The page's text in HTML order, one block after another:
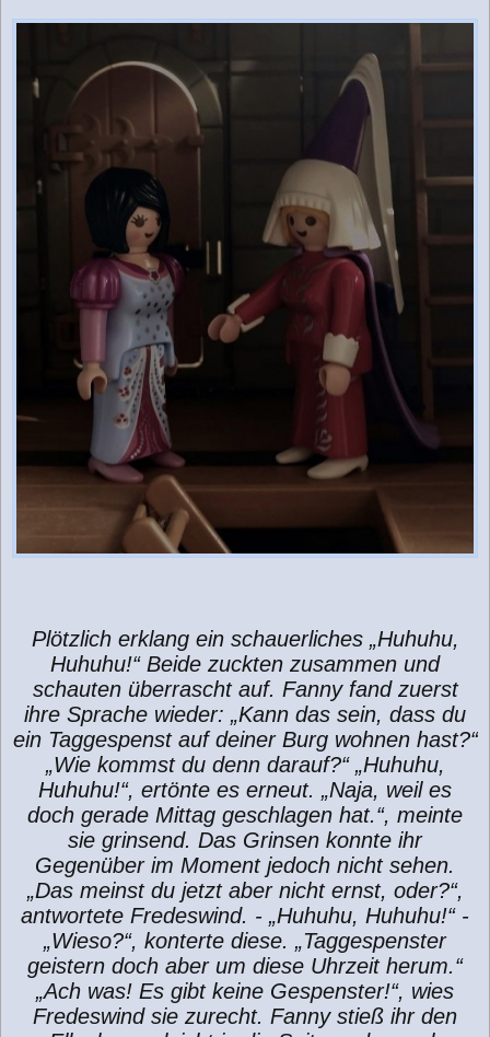
Plötzlich erklang ein schauerliches „Huhuhu,
Huhuhu!“ Beide zuckten zusammen und
schauten überrascht auf. Fanny fand zuerst
ihre Sprache wieder: „Kann das sein, dass du
ein Taggespenst auf deiner Burg wohnen hast?“
„Wie kommst du denn darauf?“ „Huhuhu,
Huhuhu!“, ertönte es erneut. „Naja, weil es
doch gerade Mittag geschlagen hat.“, meinte
sie grinsend. Das Grinsen konnte ihr
Gegenüber im Moment jedoch nicht sehen.
„Das meinst du jetzt aber nicht ernst, oder?“,
antwortete Fredeswind. - „Huhuhu, Huhuhu!“ -
„Wieso?“, konterte diese. „Taggespenster
geistern doch aber um diese Uhrzeit herum.“
„Ach was! Es gibt keine Gespenster!“, wies
Fredeswind sie zurecht. Fanny stieß ihr den